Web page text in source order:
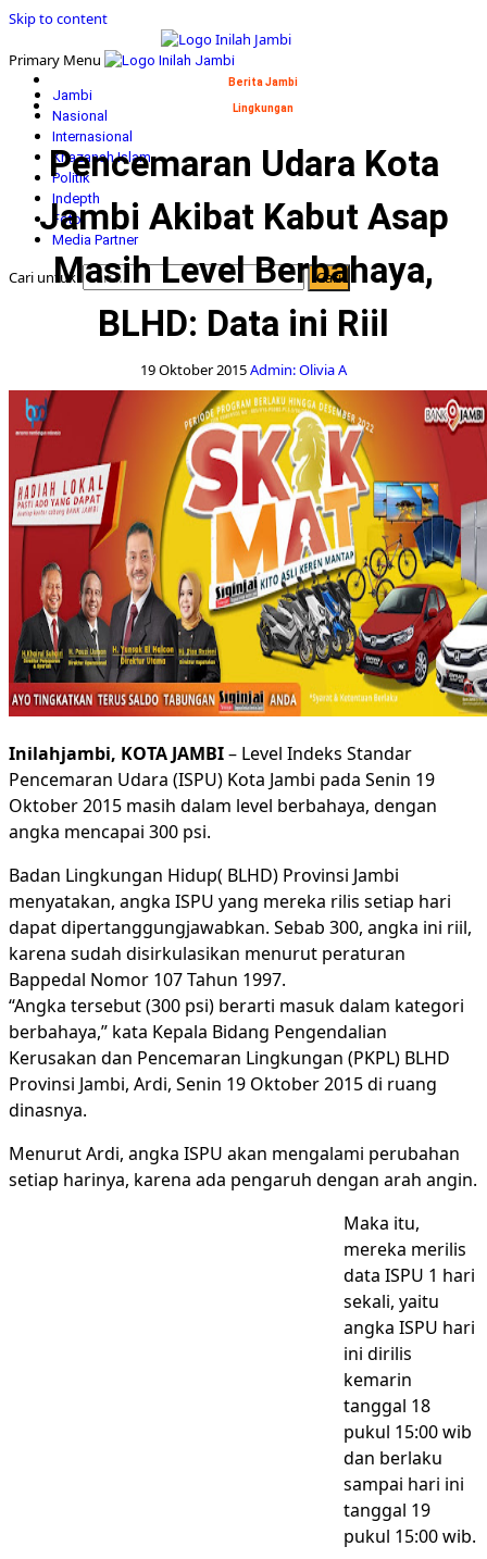
Skip to content
Primary Menu
Jambi
Nasional
Internasional
Khazanah Islam
Politik
Indepth
Foto
Media Partner
Cari untuk:
Berita Jambi
Lingkungan
Pencemaran Udara Kota
Jambi Akibat Kabut Asap
Masih Level Berbahaya,
BLHD: Data ini Riil
19 Oktober 2015Admin: Olivia A
Inilahjambi, KOTA JAMBI– Level Indeks Standar
Pencemaran Udara (ISPU) Kota Jambi pada Senin 19
Oktober 2015 masih dalam level berbahaya, dengan
angka mencapai 300 psi.
Badan Lingkungan Hidup( BLHD) Provinsi Jambi
menyatakan, angka ISPU yang mereka rilis setiap hari
dapat dipertanggungjawabkan. Sebab 300, angka ini riil,
karena sudah disirkulasikan menurut peraturan
Bappedal Nomor 107 Tahun 1997.
“Angka tersebut (300 psi) berarti masuk dalam kategori
berbahaya,” kata Kepala Bidang Pengendalian
Kerusakan dan Pencemaran Lingkungan (PKPL) BLHD
Provinsi Jambi, Ardi, Senin 19 Oktober 2015 di ruang
dinasnya.
Menurut Ardi, angka ISPU akan mengalami perubahan
setiap harinya, karena ada pengaruh dengan arah angin.
Maka itu,
mereka merilis
data ISPU 1 hari
sekali, yaitu
angka ISPU hari
ini dirilis
kemarin
tanggal 18
pukul 15:00 wib
dan berlaku
sampai hari ini
tanggal 19
pukul 15:00 wib.